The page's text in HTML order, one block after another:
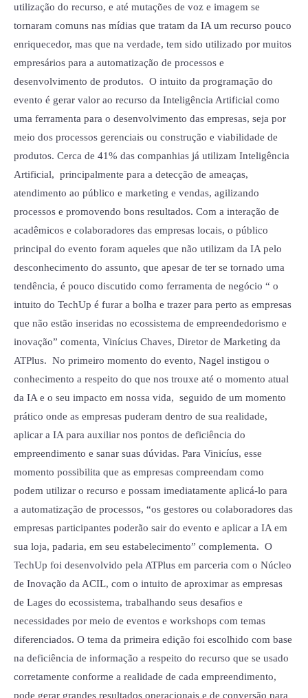
utilização do recurso, e até mutações de voz e imagem se
tornaram comuns nas mídias que tratam da IA um recurso pouco
enriquecedor, mas que na verdade, tem sido utilizado por muitos
empresários para a automatização de processos e
desenvolvimento de produtos. O intuito da programação do
evento é gerar valor ao recurso da Inteligência Artificial como
uma ferramenta para o desenvolvimento das empresas, seja por
meio dos processos gerenciais ou construção e viabilidade de
produtos. Cerca de 41% das companhias já utilizam Inteligência
Artificial, principalmente para a detecção de ameaças,
atendimento ao público e marketing e vendas, agilizando
processos e promovendo bons resultados. Com a interação de
acadêmicos e colaboradores das empresas locais, o público
principal do evento foram aqueles que não utilizam da IA pelo
desconhecimento do assunto, que apesar de ter se tornado uma
tendência, é pouco discutido como ferramenta de negócio “ o
intuito do TechUp é furar a bolha e trazer para perto as empresas
que não estão inseridas no ecossistema de empreendedorismo e
inovação” comenta, Vinícius Chaves, Diretor de Marketing da
ATPlus. No primeiro momento do evento, Nagel instigou o
conhecimento a respeito do que nos trouxe até o momento atual
da IA e o seu impacto em nossa vida, seguido de um momento
prático onde as empresas puderam dentro de sua realidade,
aplicar a IA para auxiliar nos pontos de deficiência do
empreendimento e sanar suas dúvidas. Para Vinicíus, esse
momento possibilita que as empresas compreendam como
podem utilizar o recurso e possam imediatamente aplicá-lo para
a automatização de processos, “os gestores ou colaboradores das
empresas participantes poderão sair do evento e aplicar a IA em
sua loja, padaria, em seu estabelecimento” complementa. O
TechUp foi desenvolvido pela ATPlus em parceria com o Núcleo
de Inovação da ACIL, com o intuito de aproximar as empresas
de Lages do ecossistema, trabalhando seus desafios e
necessidades por meio de eventos e workshops com temas
diferenciados. O tema da primeira edição foi escolhido com base
na deficiência de informação a respeito do recurso que se usado
corretamente conforme a realidade de cada empreendimento,
pode gerar grandes resultados operacionais e de conversão para